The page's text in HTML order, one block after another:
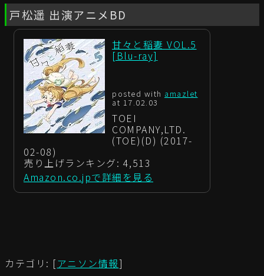
戸松遥 出演アニメBD
甘々と稲妻 VOL.5
[Blu-ray]
posted with amazlet
at 17.02.03
TOEI
COMPANY,LTD.
(TOE)(D) (2017-
02-08)
売り上げランキング: 4,513
Amazon.co.jpで詳細を見る
カテゴリ: [アニソン情報]